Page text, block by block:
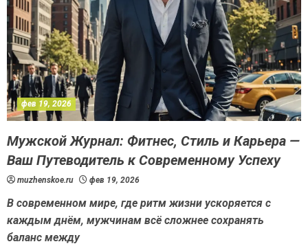
фев 19, 2026
Мужской Журнал: Фитнес, Стиль и Карьера —
Ваш Путеводитель к Современному Успеху
muzhenskoe.ru фев 19, 2026
В современном мире, где ритм жизни ускоряется с
каждым днём, мужчинам всё сложнее сохранять
баланс между